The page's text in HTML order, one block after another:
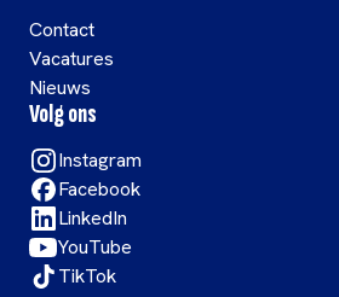
Contact
Vacatures
Nieuws
Volg ons
Instagram
Facebook
LinkedIn
YouTube
TikTok